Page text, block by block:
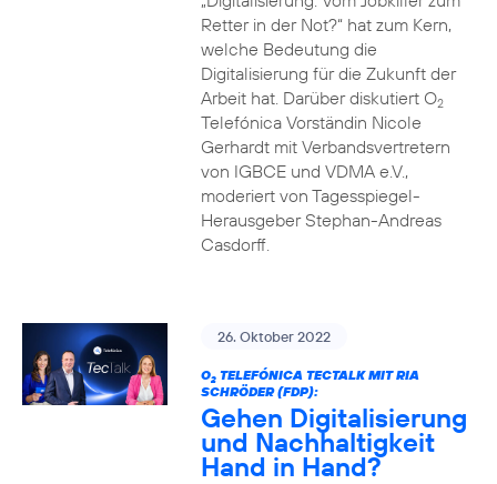
Retter in der Not?“ hat zum Kern,
welche Bedeutung die
Digitalisierung für die Zukunft der
Arbeit hat. Darüber diskutiert O2
Telefónica Vorständin Nicole
Gerhardt mit Verbandsvertretern
von IGBCE und VDMA e.V.,
moderiert von Tagesspiegel-
Herausgeber Stephan-Andreas
Casdorff.
26. Oktober 2022
O2TELEFÓNICA TECTALK MIT RIA
SCHRÖDER (FDP):
Gehen Digitalisierung
und Nachhaltigkeit
Hand in Hand?